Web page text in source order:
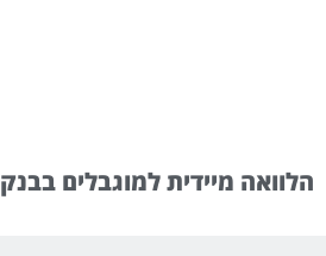
הלוואה מיידית למוגבלים בבנק